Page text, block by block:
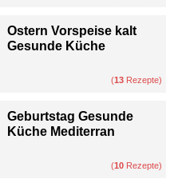
Ostern Vorspeise kalt
Gesunde Küche
(13 Rezepte)
Geburtstag Gesunde
Küche Mediterran
(10 Rezepte)